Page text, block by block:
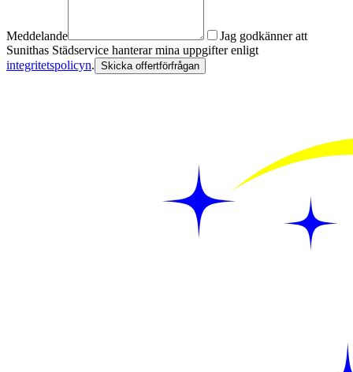
Meddelande
Jag godkänner att
Sunithas Städservice hanterar mina uppgifter enligt
integritetspolicyn. Skicka offertförfrågan